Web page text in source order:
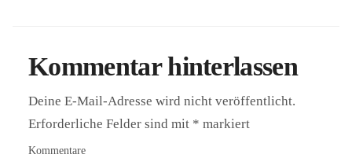
Kommentar hinterlassen
Deine E-Mail-Adresse wird nicht veröffentlicht.
Erforderliche Felder sind mit * markiert
Kommentare